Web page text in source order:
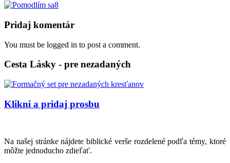
8
Pridaj komentár
You must be logged in to post a comment.
Cesta Lásky - pre nezadaných
Klikni a pridaj prosbu
Na našej stránke nájdete biblické verše rozdelené podľa témy, ktoré
môžte jednoducho zdieľať.